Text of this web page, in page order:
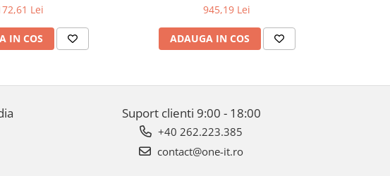
Lei
IN COS
945,19 Lei
ADAUGA IN COS
Suport clienti 9:00 - 18:00
+40 262.223.385
contact@one-it.ro